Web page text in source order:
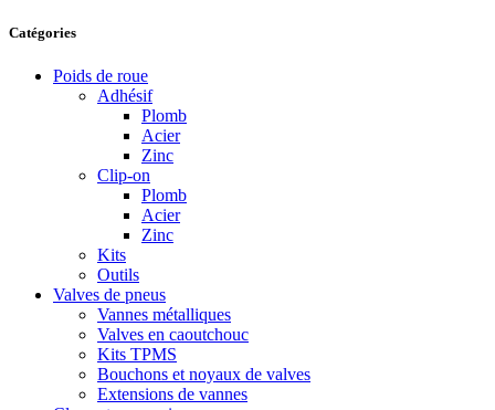
Catégories
Poids de roue
Adhésif
Plomb
Acier
Zinc
Clip-on
Plomb
Acier
Zinc
Kits
Outils
Valves de pneus
Vannes métalliques
Valves en caoutchouc
Kits TPMS
Bouchons et noyaux de valves
Extensions de vannes